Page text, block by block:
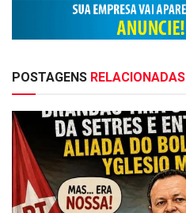
POSTAGENS RELACIONADAS